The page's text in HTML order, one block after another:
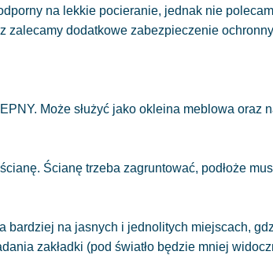
na lekkie pocieranie, jednak nie
dodatkowe zabezpieczenie
Może służyć jako okleina meblowa oraz
Ścianę trzeba zagruntować, podłoże
bardziej na jasnych i jednolitych miejscach,
zakładki (pod światło będzie mniej